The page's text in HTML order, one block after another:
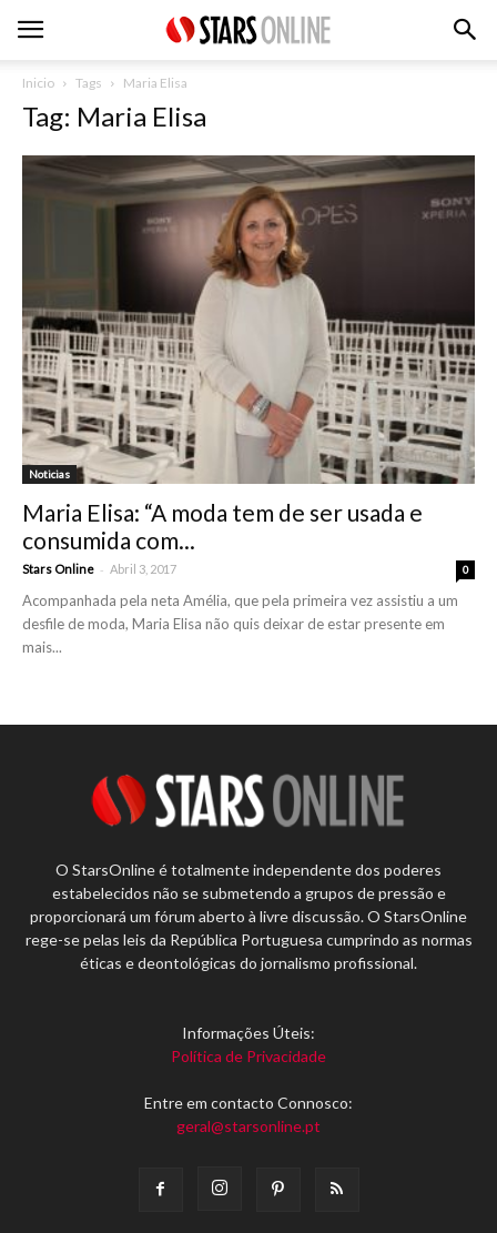
Inicio Tags Maria Elisa
Tag: Maria Elisa
Noticias
Maria Elisa: “A moda tem de ser usada e
consumida com...
Stars Online - Abril 3, 2017 0
Acompanhada pela neta Amélia, que pela primeira vez assistiu a um
desfile de moda, Maria Elisa não quis deixar de estar presente em
mais...
O StarsOnline é totalmente independente dos poderes
estabelecidos não se submetendo a grupos de pressão e
proporcionará um fórum aberto à livre discussão. O StarsOnline
rege-se pelas leis da República Portuguesa cumprindo as normas
éticas e deontológicas do jornalismo profissional.
Informações Úteis:
Política de Privacidade
Entre em contacto Connosco:
geral@starsonline.pt